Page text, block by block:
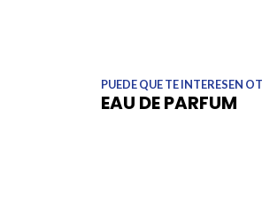
PUEDE QUE TE INTERESEN
EAU DE PARFUM